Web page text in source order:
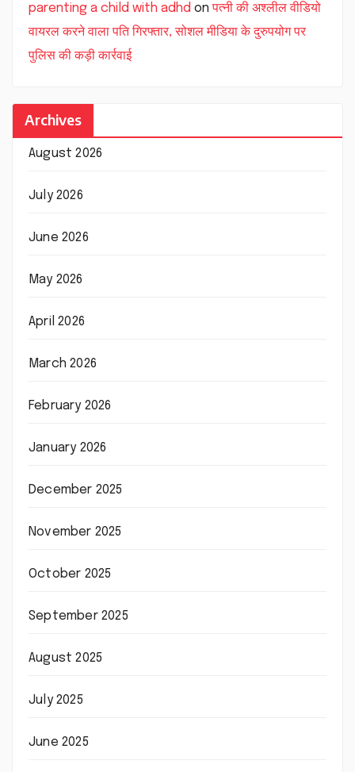
parenting a child with adhd onपत्नी की अश्लील वीडियो
वायरल करने वाला पति गिरफ्तार, सोशल मीडिया के दुरुपयोग पर
पुलिस की कड़ी कार्रवाई
Archives
August 2026
July 2026
June 2026
May 2026
April 2026
March 2026
February 2026
January 2026
December 2025
November 2025
October 2025
September 2025
August 2025
July 2025
June 2025